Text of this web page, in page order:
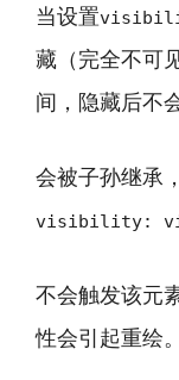
当设置
藏（完全不可
间，隐藏后不
会被子孙继承
visibility:
不会触发该元
性会引起重绘。